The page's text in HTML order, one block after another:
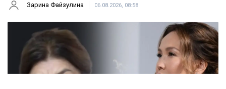
Зарина Файзулина 06.08.2026, 08:58